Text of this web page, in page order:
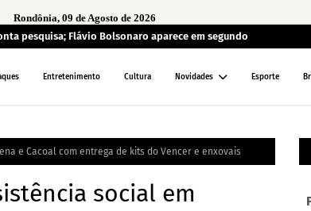
Rondônia, 09 de Agosto de 2026
pesquisa; Flávio Bolsonaro aparece em segundo
Entretenimento Cultura Novidades Esporte
e Cacoal com entrega de kits do Vencer e enxovais
social em